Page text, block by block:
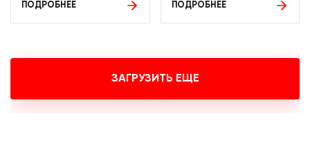
ПОДРОБНЕЕ ПОДРОБНЕЕ
ЗАГРУЗИТЬ ЕЩЕ